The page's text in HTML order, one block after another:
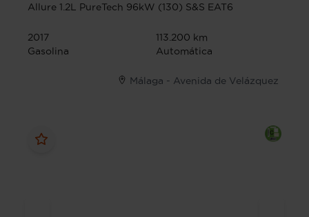
Allure 1.2L PureTech 96kW (130) S&S EAT6
2017
113.200 km
Gasolina
Automática
Málaga - Avenida de Velázquez